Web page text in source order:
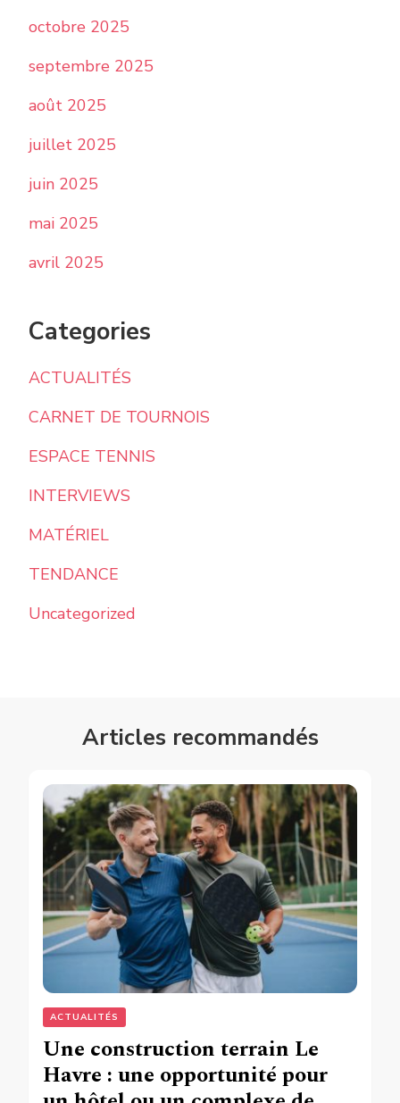
octobre 2025
septembre 2025
août 2025
juillet 2025
juin 2025
mai 2025
avril 2025
Categories
ACTUALITÉS
CARNET DE TOURNOIS
ESPACE TENNIS
INTERVIEWS
MATÉRIEL
TENDANCE
Uncategorized
Articles recommandés
ACTUALITÉS
Une construction terrain Le
Havre : une opportunité pour